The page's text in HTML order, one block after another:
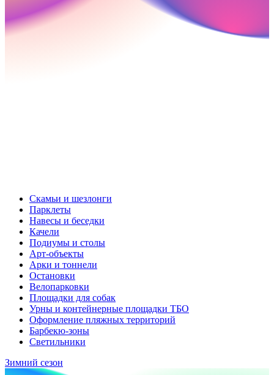
Скамьи и шезлонги
Парклеты
Навесы и беседки
Качели
Подиумы и столы
Арт-объекты
Арки и тоннели
Остановки
Велопарковки
Площадки для собак
Урны и контейнерные площадки ТБО
Оформление пляжных территорий
Барбекю-зоны
Светильники
Зимний сезон